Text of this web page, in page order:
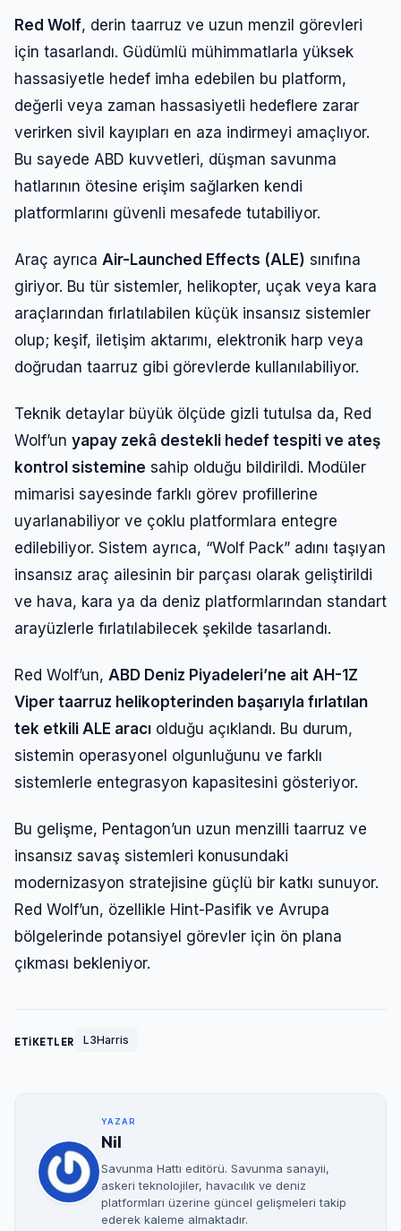
Red Wolf, derin taarruz ve uzun menzil görevleri
için tasarlandı. Güdümlü mühimmatlarla yüksek
hassasiyetle hedef imha edebilen bu platform,
değerli veya zaman hassasiyetli hedeflere zarar
verirken sivil kayıpları en aza indirmeyi amaçlıyor.
Bu sayede ABD kuvvetleri, düşman savunma
hatlarının ötesine erişim sağlarken kendi
platformlarını güvenli mesafede tutabiliyor.
Araç ayrıca Air-Launched Effects (ALE) sınıfına
giriyor. Bu tür sistemler, helikopter, uçak veya kara
araçlarından fırlatılabilen küçük insansız sistemler
olup; keşif, iletişim aktarımı, elektronik harp veya
doğrudan taarruz gibi görevlerde kullanılabiliyor.
Teknik detaylar büyük ölçüde gizli tutulsa da, Red
Wolf’un yapay zekâ destekli hedef tespiti ve ateş
kontrol sistemine sahip olduğu bildirildi. Modüler
mimarisi sayesinde farklı görev profillerine
uyarlanabiliyor ve çoklu platformlara entegre
edilebiliyor. Sistem ayrıca, “Wolf Pack” adını taşıyan
insansız araç ailesinin bir parçası olarak geliştirildi
ve hava, kara ya da deniz platformlarından standart
arayüzlerle fırlatılabilecek şekilde tasarlandı.
Red Wolf’un, ABD Deniz Piyadeleri’ne ait AH-1Z
Viper taarruz helikopterinden başarıyla fırlatılan
tek etkili ALE aracı olduğu açıklandı. Bu durum,
sistemin operasyonel olgunluğunu ve farklı
sistemlerle entegrasyon kapasitesini gösteriyor.
Bu gelişme, Pentagon’un uzun menzilli taarruz ve
insansız savaş sistemleri konusundaki
modernizasyon stratejisine güçlü bir katkı sunuyor.
Red Wolf’un, özellikle Hint-Pasifik ve Avrupa
bölgelerinde potansiyel görevler için ön plana
çıkması bekleniyor.
ETİKETLER L3Harris
YAZAR
Nil
Savunma Hattı editörü. Savunma sanayii,
askeri teknolojiler, havacılık ve deniz
platformları üzerine güncel gelişmeleri takip
ederek kaleme almaktadır.